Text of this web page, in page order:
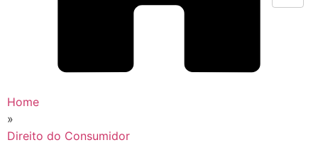
Home
»
Direito do Consumidor